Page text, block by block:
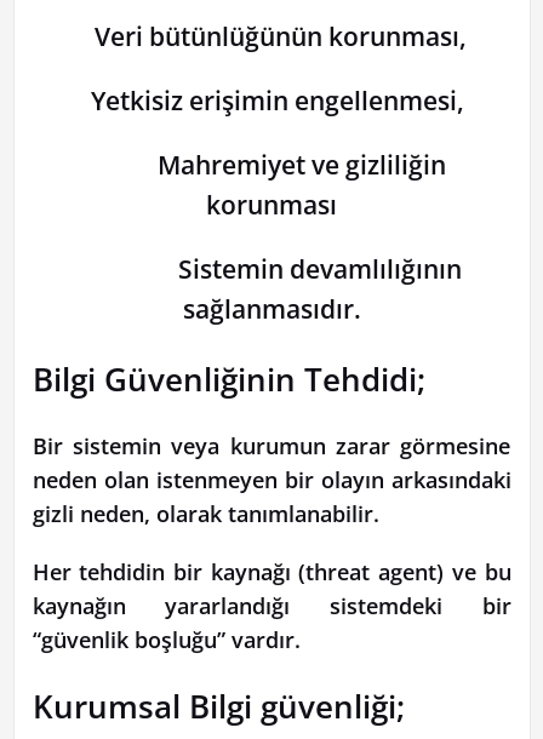
Veri bütünlüğünün korunması,
Yetkisiz erişimin engellenmesi,
Mahremiyet ve gizliliğin
korunması
Sistemin devamlılığının
sağlanmasıdır.
Bilgi Güvenliğinin Tehdidi;
Bir sistemin veya kurumun zarar görmesine
neden olan istenmeyen bir olayın arkasındaki
gizli neden, olarak tanımlanabilir.
Her tehdidin bir kaynağı (threat agent) ve bu
kaynağın yararlandığı sistemdeki bir
“güvenlik boşluğu” vardır.
Kurumsal Bilgi güvenliği;